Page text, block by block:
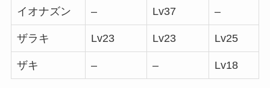
イオナズン – Lv37 –
ザラキ Lv23 Lv23 Lv25
ザキ – – Lv18